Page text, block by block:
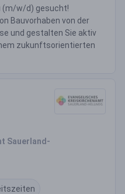
(m/w/d) gesucht!
Bauvorhaben von der
und gestalten Sie aktiv
zukunftsorientierten
oder
Sauerland-